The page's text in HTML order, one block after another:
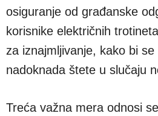
osiguranje od građanske
korisnike električnih
za iznajmljivanje, kako bi
nadoknada štete u slučaju
Treća važna mera odnosi